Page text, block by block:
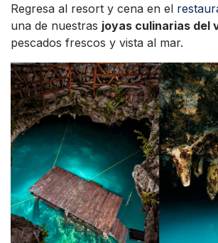
Regresa al resort y cena en el
una de nuestras joyas culinarias del
pescados frescos y vista al mar.